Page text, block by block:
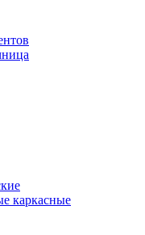
каркасные